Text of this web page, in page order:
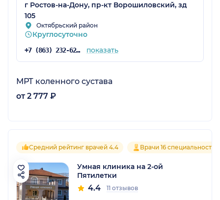
г Ростов-на-Дону, пр-кт Ворошиловский, зд
105
Октябрьский район
Круглосуточно
+7 (863) 232-62-24 показать
МРТ коленного сустава
от 2 777 ₽
Средний рейтинг врачей 4.4 Врачи 16 специальностей
Умная клиника на 2-ой
Пятилетки
4.4 11 отзывов